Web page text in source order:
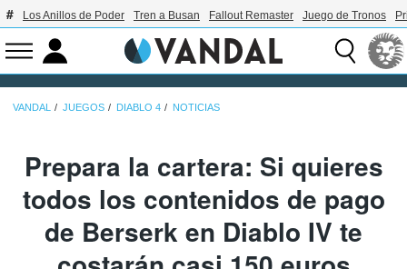
Los Anillos de Poder Tren a Busan Fallout Remaster Juego de Tronos
VANDAL JUEGOS DIABLO 4 NOTICIAS
Prepara la cartera: Si quieres
todos los contenidos de pago
de Berserk en Diablo IV te